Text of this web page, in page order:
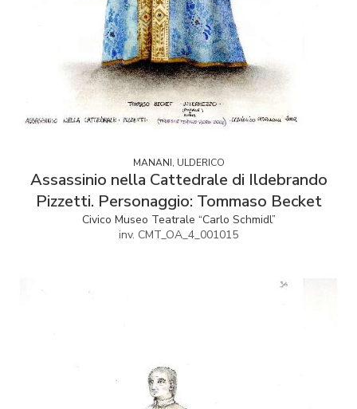
MANANI, ULDERICO
Assassinio nella Cattedrale di Ildebrando
Pizzetti. Personaggio: Tommaso Becket
Civico Museo Teatrale “Carlo Schmidl”
inv. CMT_OA_4_001015